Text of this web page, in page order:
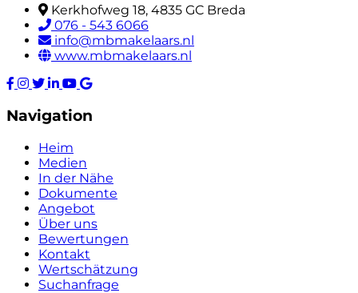
Kerkhofweg 18, 4835 GC Breda
076 - 543 6066
info@mbmakelaars.nl
www.mbmakelaars.nl
Navigation
Heim
Medien
In der Nähe
Dokumente
Angebot
Über uns
Bewertungen
Kontakt
Wertschätzung
Suchanfrage